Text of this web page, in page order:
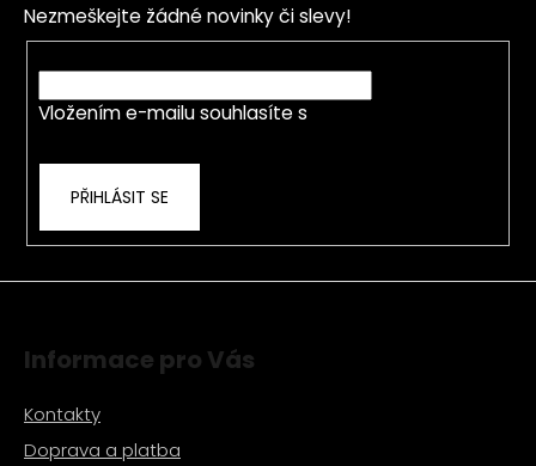
a
c
í
p
r
ý
p
Nezmeškejte žádné novinky či slevy!
Vložením e-mailu souhlasíte s
PŘIHLÁSIT SE
Informace pro Vás
Kontakty
Doprava a platba